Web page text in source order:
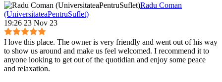
Radu Coman
(UniversitateaPentruSuflet)
19:26 23 Nov 23
I love this place. The owner is very friendly and went out of his way
to show us around and make us feel welcomed. I recommend it to
anyone looking to get out of the quotidian and enjoy some peace
and relaxation.